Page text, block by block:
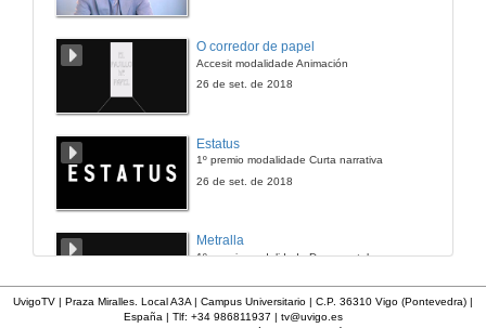
O corredor de papel
Accesit modalidade Animación
26 de set. de 2018
Estatus
1º premio modalidade Curta narrativa
26 de set. de 2018
Metralla
1º premio modalidade Documental
UvigoTV | Praza Miralles. Local A3A | Campus Universitario | C.P. 36310 Vigo (Pontevedra) |
España | Tlf: +34 986811937 | tv@uvigo.es